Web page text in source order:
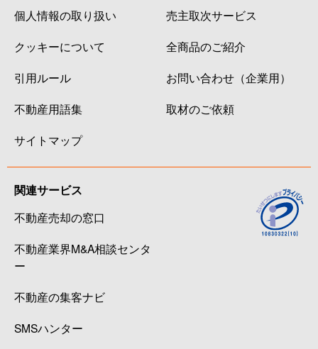
個人情報の取り扱い
クッキーについて
引用ルール
不動産用語集
サイトマップ
売主取次サービス
全商品のご紹介
お問い合わせ（企業用）
取材のご依頼
関連サービス
不動産売却の窓口
不動産業界M&A相談センタ
ー
不動産の集客ナビ
SMSハンター